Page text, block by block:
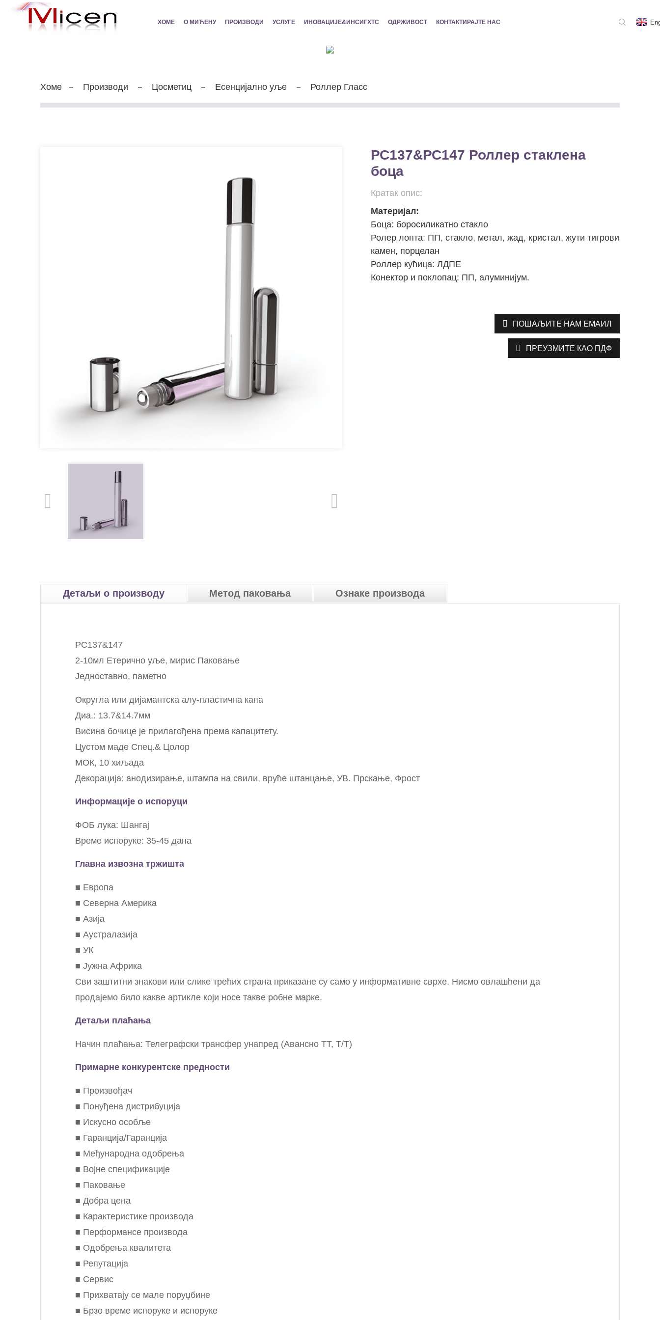
ХОМЕ О МИЋЕНУ ПРОИЗВОДИ УСЛУГЕ ИНОВАЦИЈЕ&ИНСИГХТС ОДРЖИВОСТ КОНТАКТИРАЈТЕ НАС
Хоме Производи Цосметиц Есенцијално уље Роллер Гласс
РС137&РС147 Роллер стаклена
боца
Кратак опис:
Материјал:
Боца: боросиликатно стакло
Ролер лопта: ПП, стакло, метал, жад, кристал, жути тигрови
камен, порцелан
Роллер кућица: ЛДПЕ
Конектор и поклопац: ПП, алуминијум.
ПОШАЉИТЕ НАМ ЕМАИЛ
ПРЕУЗМИТЕ КАО ПДФ
Детаљи о производу Метод паковања Ознаке производа
РС137&147
2-10мл Етерично уље, мирис Паковање
Једноставно, паметно
Округла или дијамантска алу-пластична капа
Диа.: 13.7&14.7мм
Висина бочице је прилагођена према капацитету.
Цустом маде Спец.& Цолор
МОК, 10 хиљада
Декорација: анодизирање, штампа на свили, вруће штанцање, УВ. Прскање, Фрост
Информације о испоруци
ФОБ лука: Шангај
Време испоруке: 35-45 дана
Главна извозна тржишта
■ Европа
■ Северна Америка
■ Азија
■ Аустралазија
■ УК
■ Јужна Африка
Сви заштитни знакови или слике трећих страна приказане су само у информативне сврхе. Нисмо овлашћени да
продајемо било какве артикле који носе такве робне марке.
Детаљи плаћања
Начин плаћања: Телеграфски трансфер унапред (Авансно ТТ, Т/Т)
Примарне конкурентске предности
■ Произвођач
■ Понуђена дистрибуција
■ Искусно особље
■ Гаранција/Гаранција
■ Међународна одобрења
■ Војне спецификације
■ Паковање
■ Добра цена
■ Карактеристике производа
■ Перформансе производа
■ Одобрења квалитета
■ Репутација
■ Сервис
■ Прихватају се мале поруџбине
■ Брзо време испоруке и испоруке